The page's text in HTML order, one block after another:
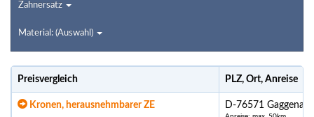
Zahnersatz
Material: (Auswahl)
Preisvergleich PLZ, Ort, Anreise
Kronen, herausnehmbarer ZE D-76571 Gaggenau